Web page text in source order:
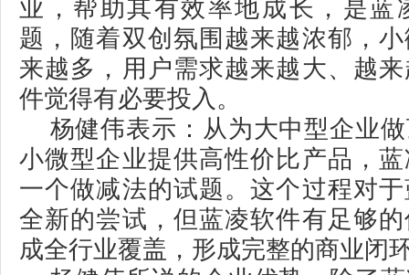
业，帮助其有效率地成长，是蓝
题，随着双创氛围越来越浓郁，
来越多，用户需求越来越大、越
件觉得有必要投入。
杨健伟表示：从为大中型企业
小微型企业提供高性价比产品，
一个做减法的试题。这个过程对
全新的尝试，但蓝凌软件有足够
成全行业覆盖，形成完整的商业闭